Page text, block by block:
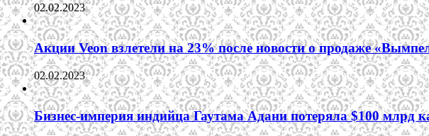
02.02.2023
Акции Veon взлетели на 23% после новости о продаже
02.02.2023
Бизнес-империя индийца Гаутама Адани потеряла $100 млрд